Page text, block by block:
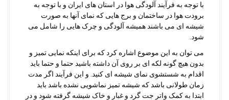
با توجه به فرآیند آلودگی هوا در استان های ایران و با توجه به
برودت هوا در ساختمان و برج هایی که نمای آنها به صورت
شیشه ای می باشند همیشه آلودگی و چرک هایی را شامل می
شود.
می توان به این موضوع اشاره کرد که برای اینکه نمایی تمیز و
بدون هیچ گونه لکه ای بر روی آن داشته باشید حتما و حتما باید
اقدام به شستشوی نمای شیشه ای کنید. و این فرآیند اگر مدت
زمان طولانی باشد که شیشه تمیز نماشویی نشده باشد باید
ابتدا به کمک واتر جت گرد و غبار و خاک شیشه گرفته شود و در